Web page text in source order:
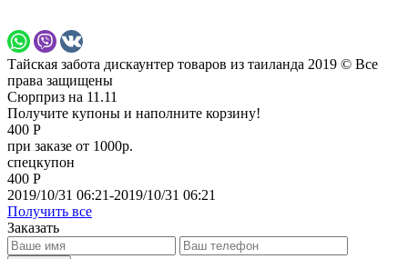
Тайская забота дискаунтер товаров из таиланда 2019 © Все
права защищены
Сюрприз на 11.11
Получите купоны и наполните корзину!
400 Р
при заказе от 1000р.
спецкупон
400 Р
2019/10/31 06:21-2019/10/31 06:21
Получить все
Заказать